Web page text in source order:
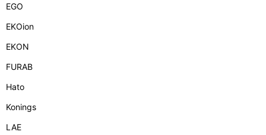
EGO
EKOion
EKON
FURAB
Hato
Konings
LAE